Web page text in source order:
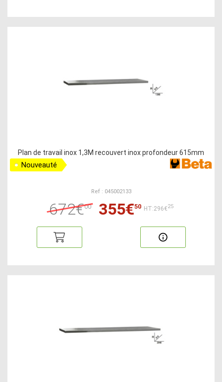
Plan de travail inox 1,3M recouvert inox profondeur 615mm
Nouveauté
Ref : 045002133
672€00 355€50 HT:296€25